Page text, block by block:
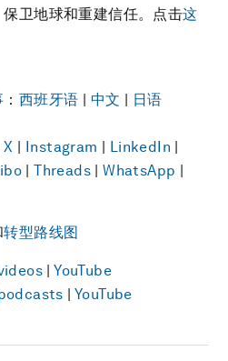
卫地球和重建信任。点击这
： 西班牙语 | 中文 | 日语
X | Instagram | LinkedIn |
|Threads |WhatsApp |
转型路线图
|YouTube
|YouTube